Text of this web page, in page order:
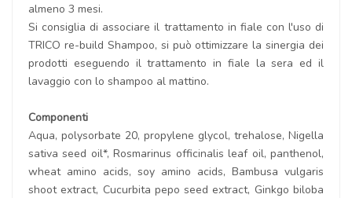
almeno 3 mesi.
Si consiglia di associare il trattamento in fiale con l'uso di
TRICO re-build Shampoo, si può ottimizzare la sinergia dei
prodotti eseguendo il trattamento in fiale la sera ed il
lavaggio con lo shampoo al mattino.
Componenti
Aqua, polysorbate 20, propylene glycol, trehalose, Nigella
sativa seed oil*, Rosmarinus officinalis leaf oil, panthenol,
wheat amino acids, soy amino acids, Bambusa vulgaris
shoot extract, Cucurbita pepo seed extract, Ginkgo biloba